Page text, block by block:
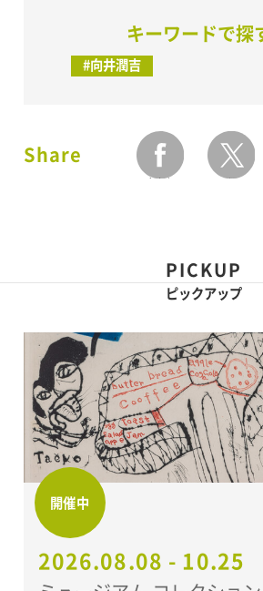
10:00～18:00（入場は17:30ま
毎週月曜日
キーワードで探
#向井潤吉
Share
facebook twitter
PICKUP
ピックアップ
開催中
2026.08.08 - 10.25